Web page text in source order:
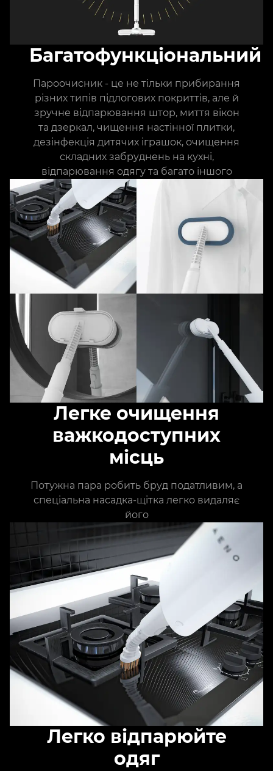
Багатофункціональний
Пароочисник - це не тільки прибирання
різних типів підлогових покриттів, але й
зручне відпарювання штор, миття вікон
та дзеркал, чищення настінної плитки,
дезінфекція дитячих іграшок, очищення
складних забруднень на кухні,
відпарювання одягу та багато іншого
Легке очищення
важкодоступних
місць
Потужна пара робить бруд податливим, а
спеціальна насадка-щітка легко видаляє
його
Легко відпарюйте
одяг